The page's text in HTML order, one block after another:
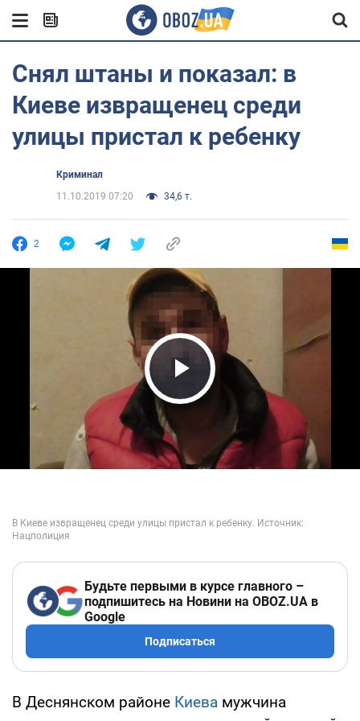
Снял штаны и показал: в
Киеве извращенец среди
улицы пристал к ребенку
Криминал
11.10.2019 07:20
34,6 т.
2
Play Video
Будьте первыми в курсе главного –
подпишитесь на Новини на OBOZ.UA в
Google
Подписаться
В Деснянском районе Киева мужчина